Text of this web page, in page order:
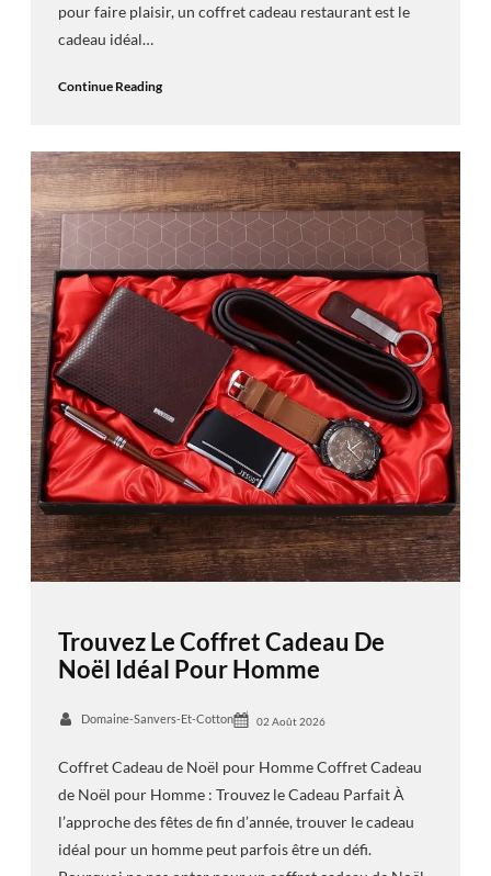
pour faire plaisir, un coffret cadeau restaurant est le
cadeau idéal…
Continue Reading
Trouvez Le Coffret Cadeau De
Noël Idéal Pour Homme
Domaine-Sanvers-Et-Cotton 02 Août 2026
Coffret Cadeau de Noël pour Homme Coffret Cadeau
de Noël pour Homme : Trouvez le Cadeau Parfait À
l’approche des fêtes de fin d’année, trouver le cadeau
idéal pour un homme peut parfois être un défi.